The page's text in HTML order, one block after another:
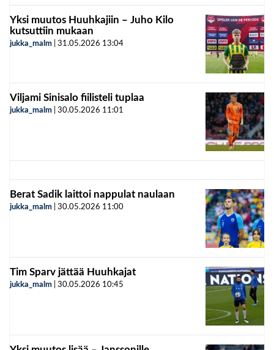
Yksi muutos Huuhkajiin – Juho Kilo
kutsuttiin mukaan
jukka_malm 31.05.2026 13:04
Viljami Sinisalo fiilisteli tuplaa
jukka_malm 30.05.2026 11:01
Berat Sadik laittoi nappulat naulaan
jukka_malm 30.05.2026 11:00
Tim Sparv jättää Huuhkajat
jukka_malm 30.05.2026 10:45